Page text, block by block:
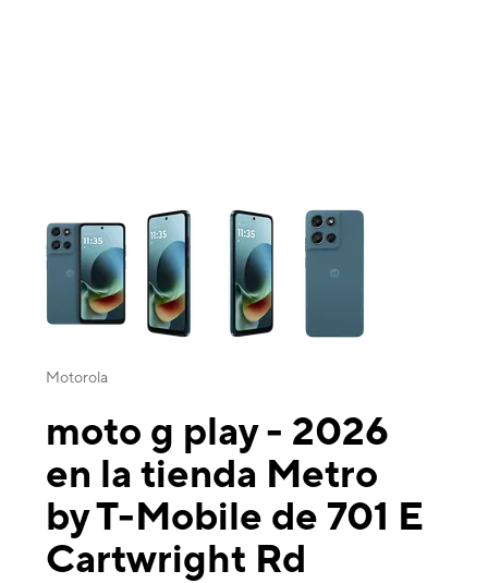
This carousel contains a column of small thumbnails. Selecting a
Motorola
moto g play - 2026
en la tienda Metro
by T-Mobile de 701 E
Cartwright Rd